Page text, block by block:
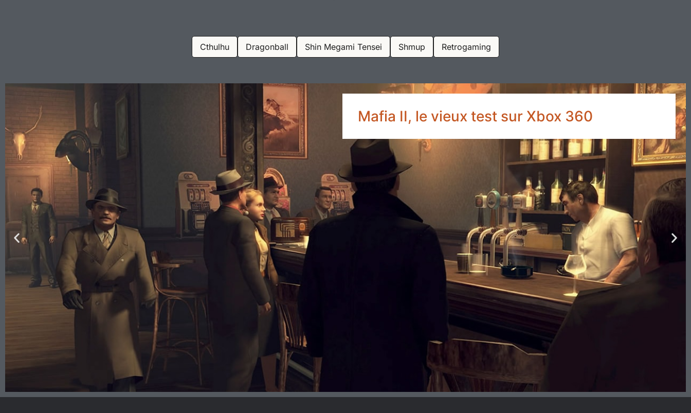
Cthulhu Dragonball Shin Megami Tensei Shmup Retrogaming
Mafia II, le vieux test sur Xbox 360